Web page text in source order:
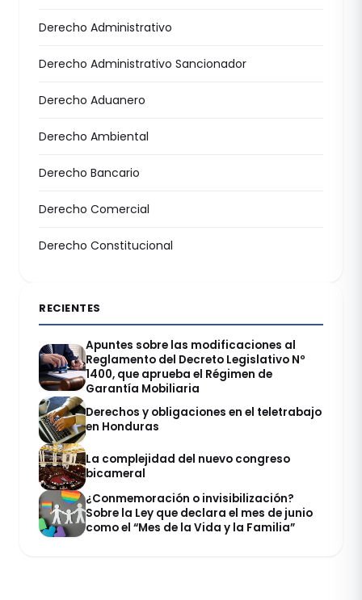
Derecho Administrativo
Derecho Administrativo Sancionador
Derecho Aduanero
Derecho Ambiental
Derecho Bancario
Derecho Comercial
Derecho Constitucional
RECIENTES
Apuntes sobre las modificaciones al
Reglamento del Decreto Legislativo Nº
1400, que aprueba el Régimen de
Garantía Mobiliaria
Derechos y obligaciones en el teletrabajo
en Honduras
La complejidad del nuevo congreso
bicameral
¿Conmemoración o invisibilización?
Sobre la Ley que declara el mes de junio
como el “Mes de la Vida y la Familia”